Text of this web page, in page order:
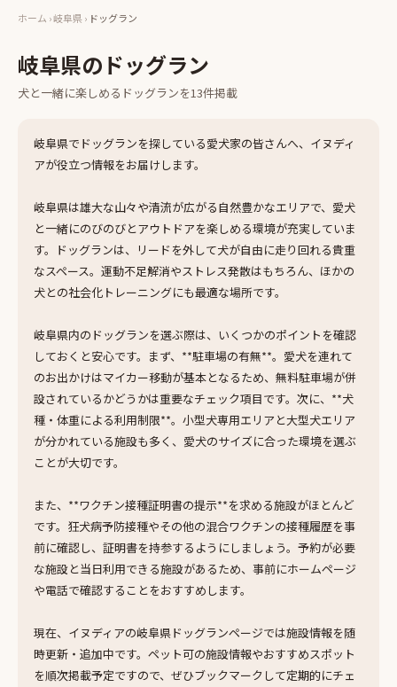
ホーム ›岐阜県› ドッグラン
岐阜県の ドッグラン
犬と一緒に楽しめる ドッグランを13件掲載
岐阜県でドッグランを探している愛犬家の皆さんへ、イヌディ
アが役立つ情報をお届けします。
岐阜県は雄大な山々や清流が広がる自然豊かなエリアで、愛犬
と一緒にのびのびとアウトドアを楽しめる環境が充実していま
す。ドッグランは、リードを外して犬が自由に走り回れる貴重
なスペース。運動不足解消やストレス発散はもちろん、ほかの
犬との社会化トレーニングにも最適な場所です。
岐阜県内のドッグランを選ぶ際は、いくつかのポイントを確認
しておくと安心です。まず、**駐車場の有無**。愛犬を連れて
のお出かけはマイカー移動が基本となるため、無料駐車場が併
設されているかどうかは重要なチェック項目です。次に、**犬
種・体重による利用制限**。小型犬専用エリアと大型犬エリア
が分かれている施設も多く、愛犬のサイズに合った環境を選ぶ
ことが大切です。
また、**ワクチン接種証明書の提示**を求める施設がほとんど
です。狂犬病予防接種やその他の混合ワクチンの接種履歴を事
前に確認し、証明書を持参するようにしましょう。予約が必要
な施設と当日利用できる施設があるため、事前にホームページ
や電話で確認することをおすすめします。
現在、イヌディアの岐阜県ドッグランページでは施設情報を随
時更新・追加中です。ペット可の施設情報やおすすめスポット
を順次掲載予定ですので、ぜひブックマークして定期的にチェ